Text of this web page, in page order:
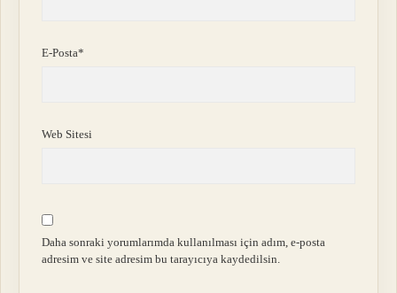
E-Posta*
Web Sitesi
Daha sonraki yorumlarımda kullanılması için adım, e-posta
adresim ve site adresim bu tarayıcıya kaydedilsin.